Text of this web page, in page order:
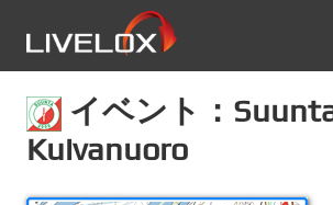
イベント：
Kuivanuoro